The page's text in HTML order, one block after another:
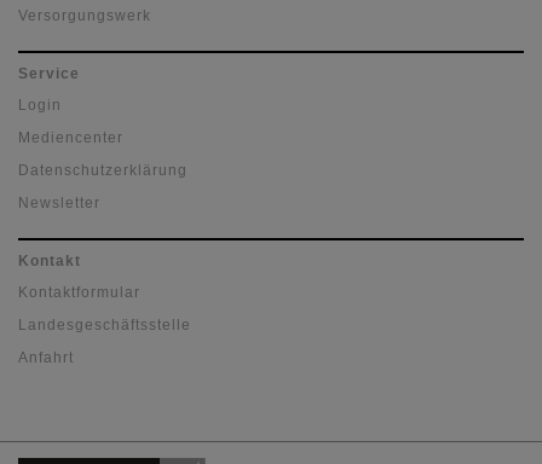
Versorgungswerk
Service
Login
Mediencenter
Datenschutzerklärung
Newsletter
Kontakt
Kontaktformular
Landesgeschäftsstelle
Anfahrt